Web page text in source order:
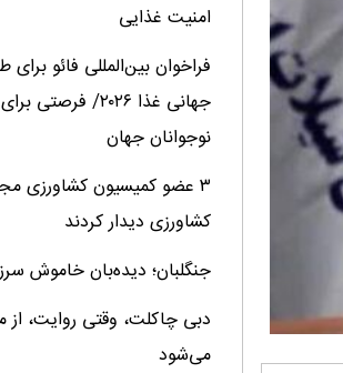
امنیت غذایی
فراخوان بین‌المللی فائو
جهانی غذا ۲۰۲۶/
نوجوانان جهان
۳ عضو کمیسیون کشاورزی
کشاورزی دیدار کردند
جنگلبان؛ دیده‌بان خاموش
دبی چاکلت، وقتی روایت، از
می‌شود